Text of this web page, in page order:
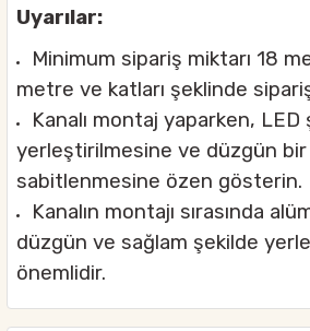
Uyarılar:
Minimum sipariş miktarı 18
metre ve katları şeklinde
Kanalı montaj yaparken,
yerleştirilmesine ve düzgün bir
sabitlenmesine özen gösterin.
Kanalın montajı sırasında
düzgün ve sağlam şekilde
önemlidir.